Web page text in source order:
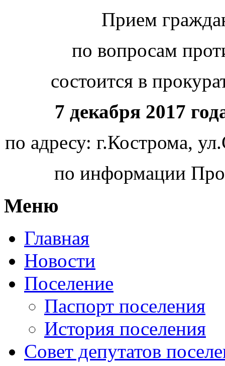
Прием
по вопросам
состоится в
7 декабря 2017
по адресу: г.Кострома,
по информации
Меню
Главная
Новости
Поселение
Паспорт поселения
История поселения
Совет депутатов